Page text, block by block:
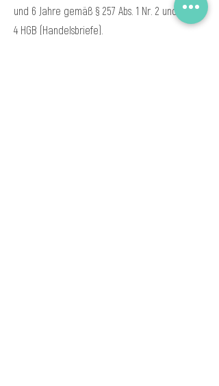
und 6 Jahre gemäß § 257 Abs. 1 Nr. 2 und 3, Abs.
4 HGB (Handelsbriefe).